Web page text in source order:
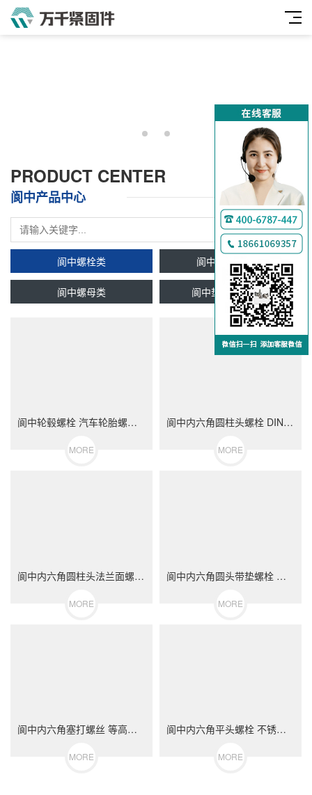
PRODUCT CENTER
阆中产品中心
阆中螺栓类 阆中双头牙条类
阆中螺母类 阆中垫圈及挡圈类
阆中轮毂螺栓 汽车轮胎螺丝 不锈钢（304/316）碳钢 合金钢
MORE
阆中内六角圆柱头螺栓 DIN912 不锈钢（304/316）碳钢 合金钢
MORE
阆中内六角圆柱头法兰面螺栓 不锈钢（304/316）碳钢 合金钢
MORE
阆中内六角圆头带垫螺栓 不锈钢（304/316）碳钢 合金钢
MORE
阆中内六角塞打螺丝 等高限位螺栓 不锈钢（304/316）碳钢 合金钢
MORE
阆中内六角平头螺栓 不锈钢（304/316）碳钢 合金钢
MORE